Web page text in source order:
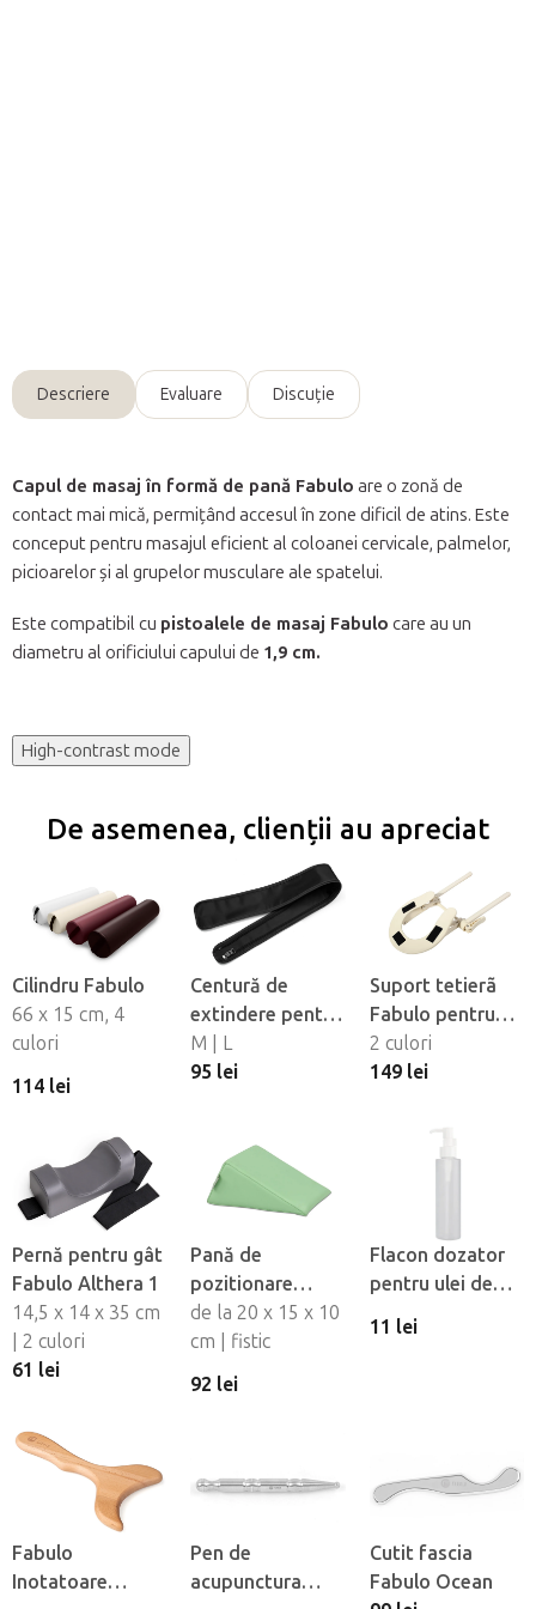
Descriere Evaluare Discuţie
Capul de masaj în formă de pană Fabulo are o zonă de
contact mai mică, permițând accesul în zone dificil de atins. Este
conceput pentru masajul eficient al coloanei cervicale, palmelor,
picioarelor și al grupelor musculare ale spatelui.
Este compatibil cu pistoalele de masaj Fabulo care au un
diametru al orificiului capului de 1,9 cm.
High-contrast mode
De asemenea, clienții au apreciat
Cilindru Fabulo
66 x 15 cm, 4
culori
114 lei
Centură de
extindere pentru
mansonul de
picior Fabulo
M | L
95 lei
Suport tetierã
Fabulo pentru
masa de masaj
2 culori
149 lei
Pernă pentru gât
Fabulo Althera 1
14,5 x 14 x 35 cm
| 2 culori
61 lei
Pană de
pozitionare
Habys
de la 20 x 15 x 10
cm | fistic
92 lei
Flacon dozator
pentru ulei de
masaj
11 lei
Fabulo
Inotatoare
Pen de
acupunctura
Cutit fascia
Fabulo Ocean